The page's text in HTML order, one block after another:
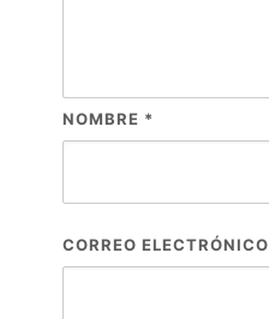
NOMBRE *
CORREO ELECTRÓNICO